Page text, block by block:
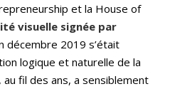
et la House of
visuelle signée par
décembre 2019 s’était
logique et naturelle de la
fil des ans, a sensiblement